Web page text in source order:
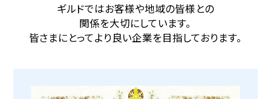
ギルドではお客様や地域の皆様との
関係を大切にしています。
皆さまにとってより良い企業を目指しております。